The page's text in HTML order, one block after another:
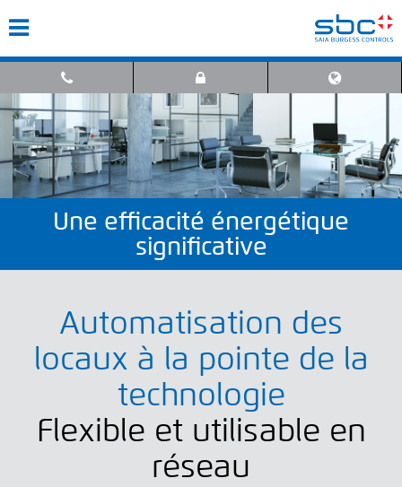
Une efficacité énergétique
significative
Automatisation des
locaux à la pointe de la
technologie
Flexible et utilisable en
réseau